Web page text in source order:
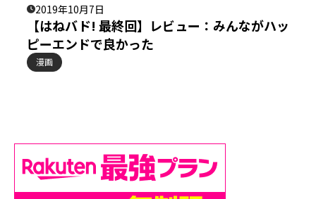
2019年10月7日
【はねバド! 最終回】レビュー：みんながハッ
ピーエンドで良かった
漫画